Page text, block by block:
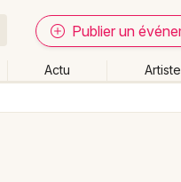
Publier un
Actu